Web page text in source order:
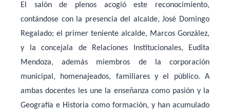
El salón de plenos acogió este reconocimiento,
contándose con la presencia del alcalde, José Domingo
Regalado; el primer teniente alcalde, Marcos González,
y la concejala de Relaciones Institucionales, Eudita
Mendoza, además miembros de la corporación
municipal, homenajeados, familiares y el público. A
ambas docentes les une la enseñanza como pasión y la
Geografía e Historia como formación, y han acumulado